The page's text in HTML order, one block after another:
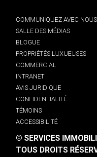
COMMUNIQUEZ AVEC NOUS
SALLE DES MÉDIAS
BLOGUE
PROPRIÉTÉS LUXUEUSES
COMMERCIAL
INTRANET
AVIS JURIDIQUE
CONFIDENTIALITÉ
TÉMOINS
ACCESSIBILITÉ
© SERVICES
TOUS DROITS